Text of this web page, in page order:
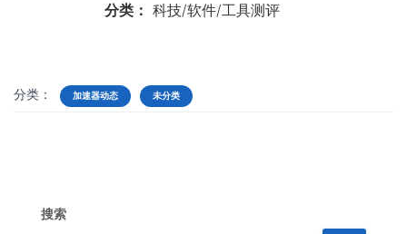
分类： 科技/软件/工具测评
分类： 加速器动态 未分类
搜索